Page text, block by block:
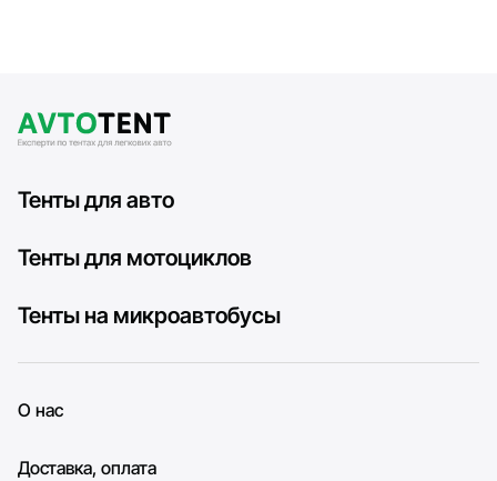
Тенты для авто
Тенты для мотоциклов
Тенты на микроавтобусы
О нас
Доставка, оплата